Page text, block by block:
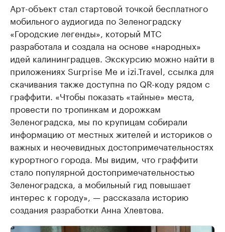
Арт-объект стал стартовой точкой бесплатного
мобильного аудиогида по Зеленоградску
«Городские легенды», который МТС
разработала и создала на основе «народных»
идей калининградцев. Экскурсию можно найти в
приложениях Surprise Me и izi.Travel, ссылка для
скачивания также доступна по QR-коду рядом с
граффити. «Чтобы показать «тайные» места,
провести по тропинкам и дорожкам
Зеленоградска, мы по крупицам собирали
информацию от местных жителей и историков о
важных и неочевидных достопримечательностях
курортного города. Мы видим, что граффити
стало популярной достопримечательностью
Зеленоградска, а мобильный гид повышает
интерес к городу», — рассказала историю
создания разработки Анна Хлевтова.